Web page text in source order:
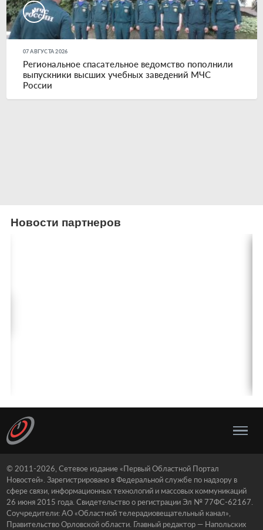
07 АВГУСТА 2026
Региональное спасательное ведомство пополнили
выпускники высших учебных заведений МЧС
России
Новости партнеров
© 2011-2026, Сетевое издание «Первый Областной Портал
Новостей». Зарегистрировано в Федеральной службе по надзору в
сфере связи, информационных технологий и массовых коммуникаций
26 июня 2015 года. Свидетельство о регистрации Эл № 77ФС-62167.
Соучредители: АО «Областной телерадиовещательный канал»,
Правительство Орловской области. Главный редактор — Напольских